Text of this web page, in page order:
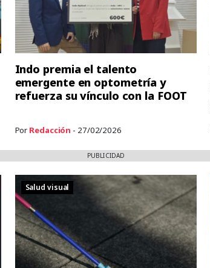
Indo premia el talento
emergente en optometría y
refuerza su vínculo con la FOOT
Por Redacción - 27/02/2026
PUBLICIDAD
Salud visual